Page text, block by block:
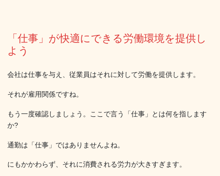
「仕事」が快適にできる労働環境を提供し
よう
会社は仕事を与え、従業員はそれに対して労働を提供します。
それが雇用関係ですね。
もう一度確認しましょう。ここで言う「仕事」とは何を指します
か?
通勤は「仕事」ではありませんよね。
にもかかわらず、それに消費される労力が大きすぎます。